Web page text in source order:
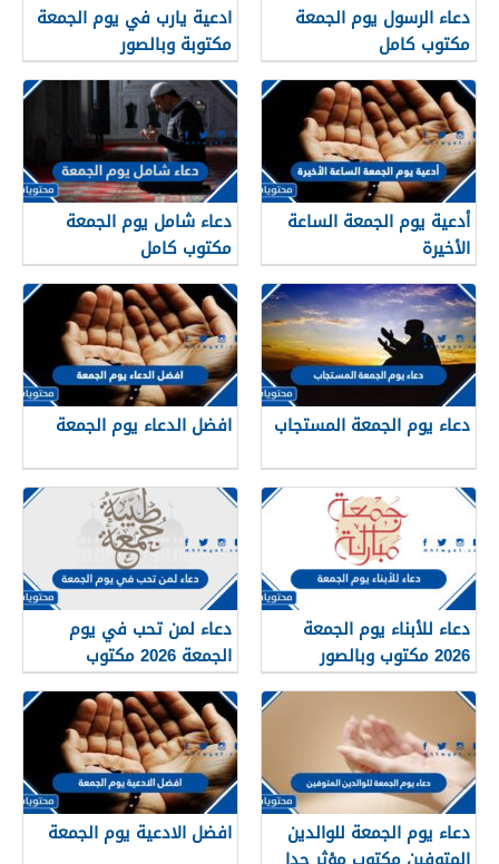
دعاء الرسول يوم الجمعة
مكتوب كامل
ادعية يارب في يوم الجمعة
مكتوبة وبالصور
أدعية يوم الجمعة الساعة
الأخيرة
دعاء شامل يوم الجمعة
مكتوب كامل
دعاء يوم الجمعة المستجاب افضل الدعاء يوم الجمعة
دعاء للأبناء يوم الجمعة
2026 مكتوب وبالصور
دعاء لمن تحب في يوم
الجمعة 2026 مكتوب
دعاء يوم الجمعة للوالدين
افضل الادعية يوم الجمعة